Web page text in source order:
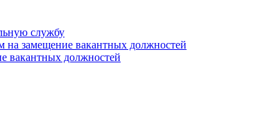
службу
на замещение вакантных должностей
вакантных должностей